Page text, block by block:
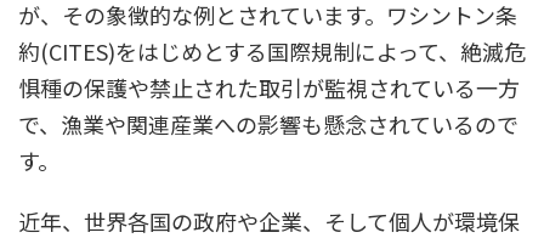
が、その象徴的な例とされています。ワシントン条
約(CITES)をはじめとする国際規制によって、絶滅危
惧種の保護や禁止された取引が監視されている一方
で、漁業や関連産業への影響も懸念されているので
す。
近年、世界各国の政府や企業、そして個人が環境保